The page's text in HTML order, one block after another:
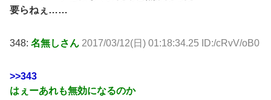
要らねぇ……
348: 名無しさん 2017/03/12(日) 01:18:34.25 ID:/cRvV/oB0
>>343
はぇーあれも無効になるのか